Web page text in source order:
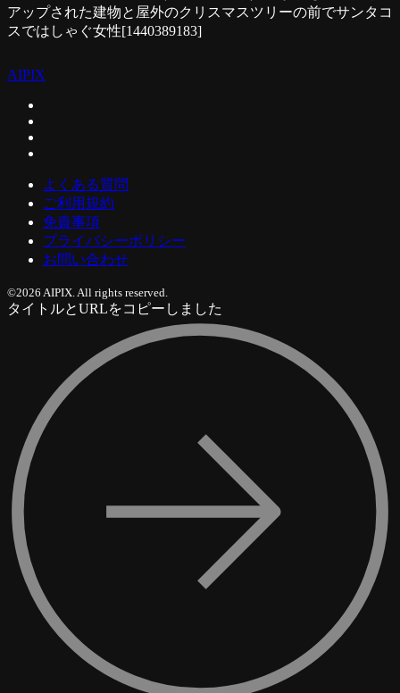
アップされた建物と屋外のクリスマスツリーの前でサンタコ
スではしゃぐ女性[1440389183]
AIPIX
よくある質問
ご利用規約
免責事項
プライバシーポリシー
お問い合わせ
©2026 AIPIX. All rights reserved.
タイトルとURLをコピーしました